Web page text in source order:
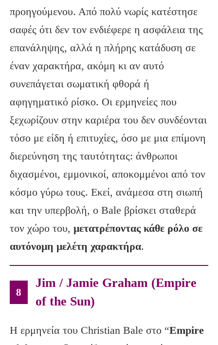
προηγούμενου. Από πολύ νωρίς κατέστησε
σαφές ότι δεν τον ενδιέφερε η ασφάλεια της
επανάληψης, αλλά η πλήρης κατάδυση σε
έναν χαρακτήρα, ακόμη κι αν αυτό
συνεπάγεται σωματική φθορά ή
αφηγηματικό ρίσκο. Οι ερμηνείες που
ξεχωρίζουν στην καριέρα του δεν συνδέονται
τόσο με είδη ή επιτυχίες, όσο με μια επίμονη
διερεύνηση της ταυτότητας: άνθρωποι
διχασμένοι, εμμονικοί, αποκομμένοι από τον
κόσμο γύρω τους. Εκεί, ανάμεσα στη σιωπή
και την υπερβολή, ο Bale βρίσκει σταθερά
τον χώρο του, μετατρέποντας κάθε ρόλο σε
αυτόνομη μελέτη χαρακτήρα.
8
Jim / Jamie Graham (Empire
of the Sun)
Η ερμηνεία του Christian Bale στο “Empire